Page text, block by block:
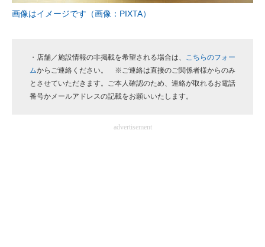
企業向けIT製品の総合サイト
IT製品の技術・比較・事例
画像はイメージです（画像：PIXTA）
・店舗／施設情報の非掲載を希望される場合は、 こちらのフォー
ムからご連絡ください。 ※ご連絡は直接のご関係者様からのみ
とさせていただきます。ご本人確認のため、連絡が取れるお電話
番号かメールアドレスの記載をお願いいたします。
advertisement